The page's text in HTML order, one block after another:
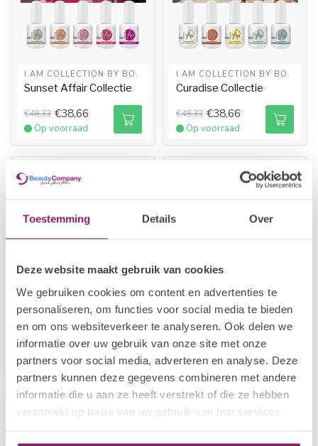
Toestemming Details Over
Deze website maakt gebruik van cookies
We gebruiken cookies om content en advertenties te
personaliseren, om functies voor social media te bieden
en om ons websiteverkeer te analyseren. Ook delen we
informatie over uw gebruik van onze site met onze
partners voor social media, adverteren en analyse. Deze
partners kunnen deze gegevens combineren met andere
informatie die u aan ze heeft verstrekt of die ze hebben
verzameld op basis van uw gebruik van hun services.
I.AM COLLECTION BY BO.
Sunset Affair Collectie
€48,33 €38,66
Op voorraad
I.AM COLLECTION BY BO.
Curadise Collectie
€48,33 €38,66
Op voorraad
I.AM COLLECTION BY BO.
Cat Eye Collection
€48,33
Op voorraad
-20%
I.AM COLLECTION BY BO.
Autumn Brews Collectie
€48,33 €38,66
Op voorraad
-20%